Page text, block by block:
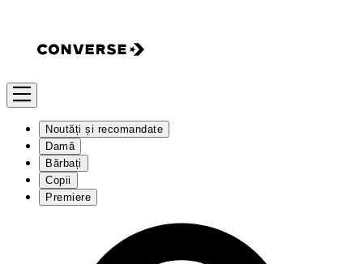
Noutăți și recomandate
Damă
Bărbați
Copii
Premiere